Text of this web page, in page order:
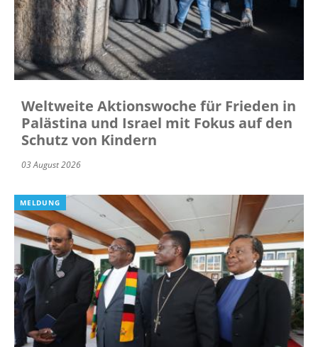
Weltweite Aktionswoche für Frieden in
Palästina und Israel mit Fokus auf den
Schutz von Kindern
03 August 2026
MELDUNG